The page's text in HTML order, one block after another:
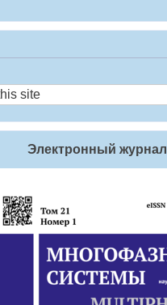
Электронный журнал